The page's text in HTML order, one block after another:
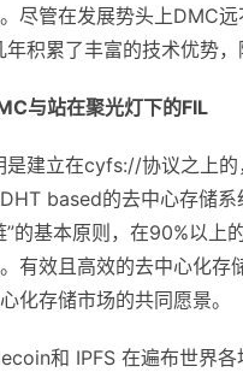
尽管在发展势头上DMC
积累了丰富的技术优势
与站在聚光灯下的FIL
是建立在cyfs://协议之上
based的去中心存储
”的基本原则，在90%以
有效且高效的去中心化
化存储市场的共同愿景。
和 IPFS 在遍布世界